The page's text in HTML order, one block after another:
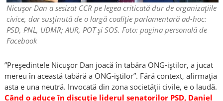
Nicușor Dan a sesizat CCR pe legea criticată dur de organizațiile
civice, dar susținută de o largă coaliție parlamentară ad-hoc:
PSD, PNL, UDMR; AUR, POT și SOS. Foto: pagina personală de
Facebook
”Președintele Nicușor Dan joacă în tabăra ONG-iștilor, a jucat
mereu în această tabără a ONG-iștilor”. Fără context, afirmația
asta e una neutră. Invocată din zona societății civile, e o laudă.
Când o aduce în discuție liderul senatorilor PSD, Daniel